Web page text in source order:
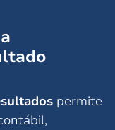
permite